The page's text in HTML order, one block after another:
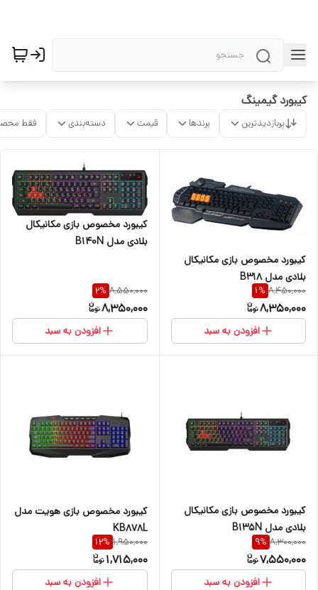
کیبورد گیمینگ
پربازدیدترین برندها قیمت دسته‌بندی فقط
کیبورد مخصوص بازی مکانیکال
بلادی مدل B318
8,450,000
1%
8,350,000
افزودن به سبد
کیبورد مخصوص بازی مکانیکال
بلادی مدل B140N
8,550,000
2%
8,350,000
افزودن به سبد
کیبورد مخصوص بازی مکانیکال
بلادی مدل B135N
8,300,000
9%
7,550,000
افزودن به سبد
کیبورد مخصوص بازی هویت مدل
KB878L
1,950,000
12%
1,715,000
افزودن به سبد